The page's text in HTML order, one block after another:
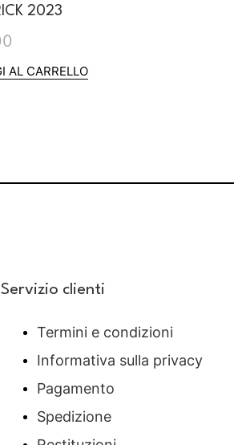
2023
AL CARRELLO
Servizio clienti
Termini e condizioni
Informativa sulla privacy
Pagamento
Spedizione